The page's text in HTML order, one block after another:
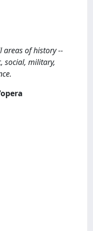
areas of history --
social, military,